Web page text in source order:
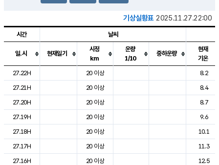
기상실황표 2025.11.27.22:00
도시별 기상실황표로 지점, 날씨, 기온, 강수, 바람, 기압등을 안내한 표입
시간 날씨
일.시 현재일기
시정
km
운량
1/10
중하운량
현재
기온
27.22H
20 이상
8.2
27.21H
20 이상
8.4
27.20H
20 이상
8.7
27.19H
20 이상
9.6
27.18H
20 이상
10.1
27.17H
20 이상
11.3
27.16H
20 이상
12.5